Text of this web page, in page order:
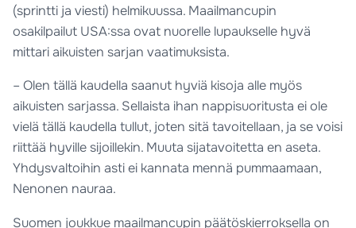
(sprintti ja viesti) helmikuussa. Maailmancupin
osakilpailut USA:ssa ovat nuorelle lupaukselle hyvä
mittari aikuisten sarjan vaatimuksista.
– Olen tällä kaudella saanut hyviä kisoja alle myös
aikuisten sarjassa. Sellaista ihan nappisuoritusta ei ole
vielä tällä kaudella tullut, joten sitä tavoitellaan, ja se voisi
riittää hyville sijoillekin. Muuta sijatavoitetta en aseta.
Yhdysvaltoihin asti ei kannata mennä pummaamaan,
Nenonen nauraa.
Suomen joukkue maailmancupin päätöskierroksella on